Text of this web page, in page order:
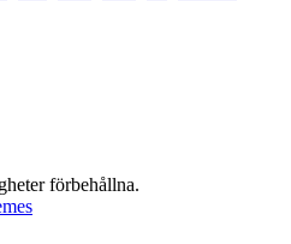
förbehållna.